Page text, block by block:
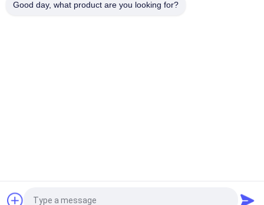
Good day, what product are you looking for?